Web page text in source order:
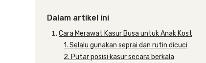
Dalam artikel ini
Cara Merawat Kasur Busa untuk Anak Kost
1. Selalu gunakan seprai dan rutin dicuci
2. Putar posisi kasur secara berkala